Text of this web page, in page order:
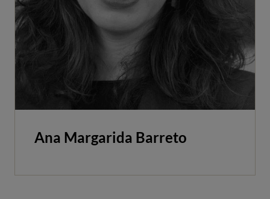
Ana Margarida Barreto